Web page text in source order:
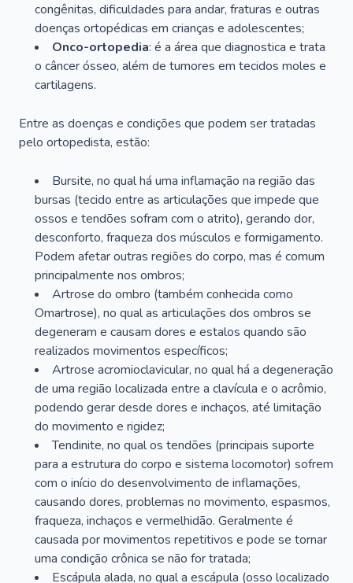
congênitas, dificuldades para andar, fraturas e outras
doenças ortopédicas em crianças e adolescentes;
Onco-ortopedia: é a área que diagnostica e trata
o câncer ósseo, além de tumores em tecidos moles e
cartilagens.
Entre as doenças e condições que podem ser tratadas
pelo ortopedista, estão:
Bursite, no qual há uma inflamação na região das
bursas (tecido entre as articulações que impede que
ossos e tendões sofram com o atrito), gerando dor,
desconforto, fraqueza dos músculos e formigamento.
Podem afetar outras regiões do corpo, mas é comum
principalmente nos ombros;
Artrose do ombro (também conhecida como
Omartrose), no qual as articulações dos ombros se
degeneram e causam dores e estalos quando são
realizados movimentos específicos;
Artrose acromioclavicular, no qual há a degeneração
de uma região localizada entre a clavícula e o acrômio,
podendo gerar desde dores e inchaços, até limitação
do movimento e rigidez;
Tendinite, no qual os tendões (principais suporte
para a estrutura do corpo e sistema locomotor) sofrem
com o início do desenvolvimento de inflamações,
causando dores, problemas no movimento, espasmos,
fraqueza, inchaços e vermelhidão. Geralmente é
causada por movimentos repetitivos e pode se tornar
uma condição crônica se não for tratada;
Escápula alada, no qual a escápula (osso localizado